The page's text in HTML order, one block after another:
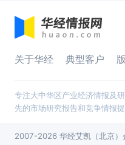
关于华经 典型客户
专注大中华区产业经济情报及
先的市场研究报告和竞争情报提
2007-2026 华经艾凯（北京）